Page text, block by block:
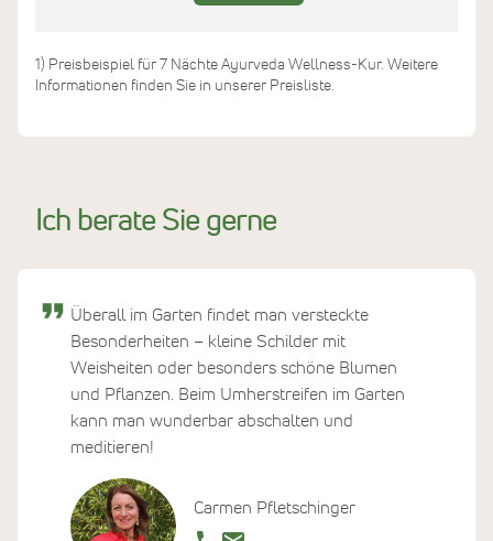
1) Preisbeispiel für 7 Nächte Ayurveda Wellness-Kur. Weitere
Informationen finden Sie in unserer Preisliste.
Ich berate Sie gerne
Carmen Pfletschinger
Überall im Garten findet man versteckte
Besonderheiten – kleine Schilder mit
Weisheiten oder besonders schöne Blumen
und Pflanzen. Beim Umherstreifen im Garten
kann man wunderbar abschalten und
meditieren!